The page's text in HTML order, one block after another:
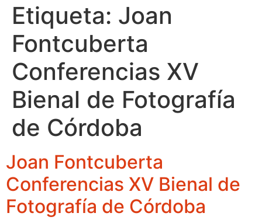
Etiqueta: Joan
Fontcuberta
Conferencias XV
Bienal de Fotografía
de Córdoba
Joan Fontcuberta
Conferencias XV Bienal de
Fotografía de Córdoba